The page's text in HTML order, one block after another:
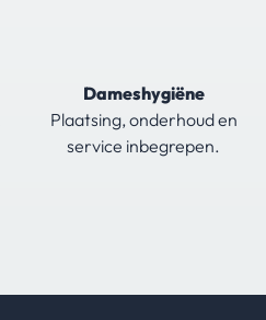
Dameshygiëne
Plaatsing, onderhoud en
service inbegrepen.